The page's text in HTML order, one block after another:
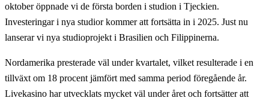
oktober öppnade vi de första borden i studion i Tjeckien.
Investeringar i nya studior kommer att fortsätta in i 2025. Just nu
lanserar vi nya studioprojekt i Brasilien och Filippinerna.
Nordamerika presterade väl under kvartalet, vilket resulterade i en
tillväxt om 18 procent jämfört med samma period föregående år.
Livekasino har utvecklats mycket väl under året och fortsätter att